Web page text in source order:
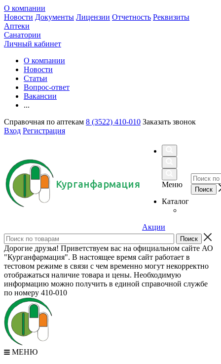
О компании
Новости Документы Лицензии Отчетность Реквизиты
Аптеки
Санатории
Личный кабинет
О компании
Новости
Статьи
Вопрос-ответ
Вакансии
...
Справочная по аптекам 8 (3522) 410-010 Заказать звонок
Вход Регистрация
Курганфармация
Меню
Каталог
Акции
Дорогие друзья! Приветствуем вас на официальном сайте АО
"Курганфармация". В настоящее время сайт работает в
тестовом режиме в связи с чем временно могут некорректно
отображаться наличие товара и цены. Необходимую
информацию можно получить в единой справочной службе
по номеру 410-010
МЕНЮ